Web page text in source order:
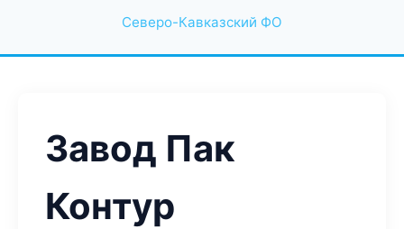
Северо-Кавказский ФО
Завод Пак
Контур